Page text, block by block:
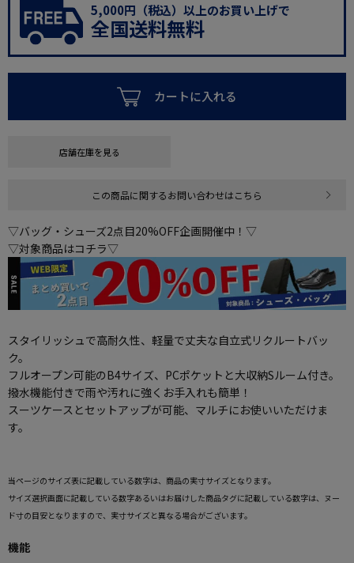
5,000円（税込）以上のお買い上げで
全国送料無料
カートに入れる
店舗在庫を見る
この商品に関するお問い合わせはこちら
▽バッグ・シューズ2点目20%OFF企画開催中！▽
▽対象商品はコチラ▽
スタイリッシュで高耐久性、軽量で丈夫な自立式リクルートバッ
ク。
フルオープン可能のB4サイズ、PCポケットと大収納Sルーム付き。
撥水機能付きで雨や汚れに強くお手入れも簡単！
スーツケースとセットアップが可能、マルチにお使いいただけま
す。
当ページのサイズ表に記載している数字は、商品の実寸サイズとなります。
サイズ選択画面に記載している数字あるいはお届けした商品タグに記載している数字は、ヌー
ド寸の目安となりますので、実寸サイズと異なる場合がございます。
機能